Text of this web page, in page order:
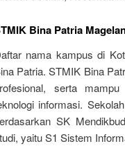
Bina Patria
nama kampus di
Patria. STMIK Bina
serta
informasi.
SK
yaitu S1 Sistem